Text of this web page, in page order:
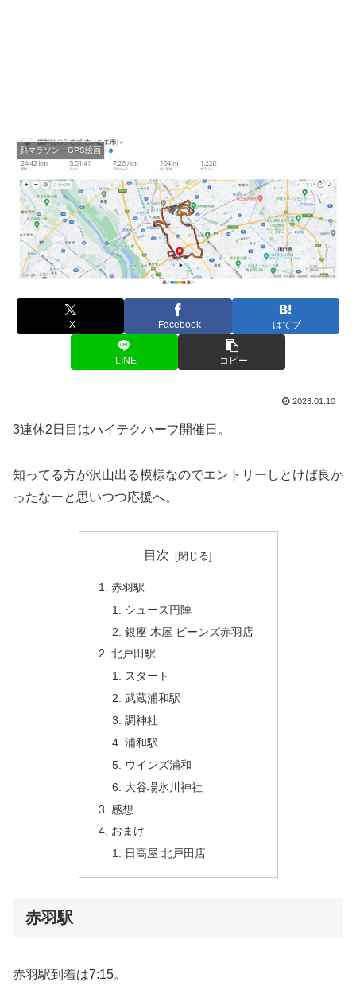
顔マラソン・GPS絵画
X Facebook はてブ
LINE コピー
2023.01.10
3連休2日目はハイテクハーフ開催日。
知ってる方が沢山出る模様なのでエントリーしとけば良か
ったなーと思いつつ応援へ。
目次
赤羽駅
シューズ円陣
銀座 木屋 ビーンズ赤羽店
北戸田駅
スタート
武蔵浦和駅
調神社
浦和駅
ウインズ浦和
大谷場氷川神社
感想
おまけ
日高屋 北戸田店
赤羽駅
赤羽駅到着は7:15。